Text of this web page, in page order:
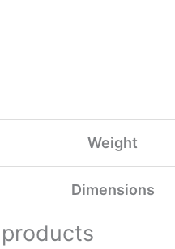
Weight
Dimensions